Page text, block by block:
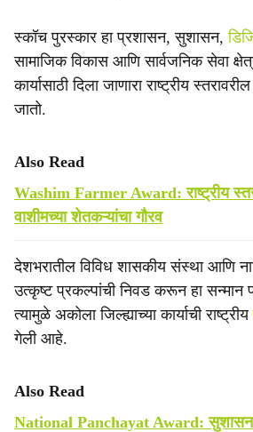
स्कॉच पुरस्कार हा प्रशासन, सुशासन,
सामाजिक विकास आणि सार्वजनिक सेवा
कार्यासाठी दिला जाणारा राष्ट्रीय
जातो.
Also Read
Washim Farmer Award: राष्ट्रीय
वाशीमच्या शेतकऱ्यांचा गौरव
देशभरातील विविध शासकीय संस्था आणि
उत्कृष्ट प्रकल्पांची निवड करून हा सन्मान
त्यामुळे अकोला जिल्ह्याच्या कार्याची राष्ट्रीय
गेली आहे.
Also Read
National Panchayat Award: